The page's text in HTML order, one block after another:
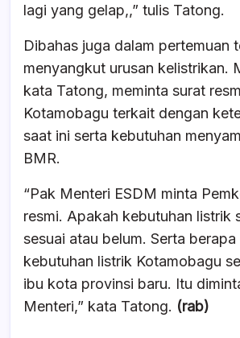
lagi yang gelap,,” tulis Tatong.
Dibahas juga dalam pertemuan
menyangkut urusan kelistrikan.
kata Tatong, meminta surat
Kotamobagu terkait dengan
saat ini serta kebutuhan
BMR.
“Pak Menteri ESDM minta
resmi. Apakah kebutuhan listrik
sesuai atau belum. Serta
kebutuhan listrik Kotamobagu
ibu kota provinsi baru. Itu
Menteri,” kata Tatong. (rab)